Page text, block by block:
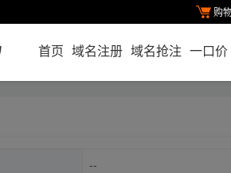
购
首页 域名注册 域名抢注 一口价
--